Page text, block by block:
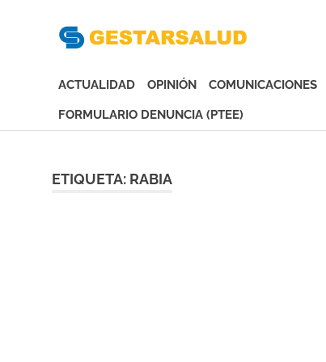
contenido
de
Gestoras
del
la
ACTUALIDAD OPINIÓN COMUNICACIONES
FORMULARIO DENUNCIA (PTEE)
ETIQUETA: RABIA